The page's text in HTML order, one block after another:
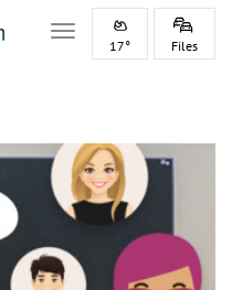
Toggle navigation
17° Files